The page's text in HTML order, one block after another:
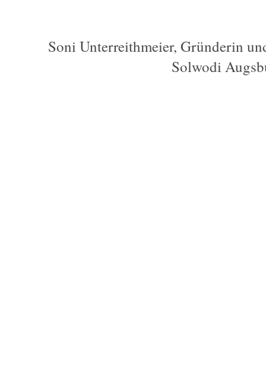
Soni Unterreithmeier, Gründerin
Solwodi